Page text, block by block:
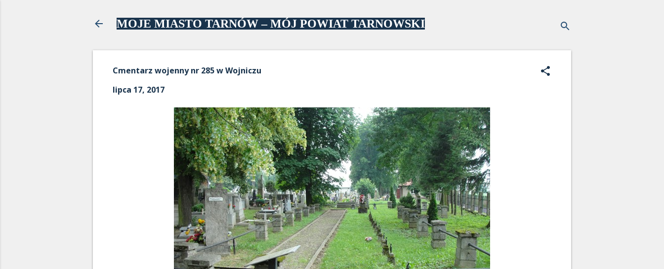
MOJE MIASTO TARNÓW – MÓJ POWIAT TARNOWSKI
Cmentarz wojenny nr 285 w Wojniczu
lipca 17, 2017